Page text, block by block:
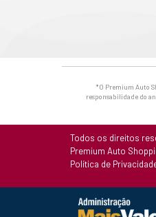
*O Premium Auto
responsabilidade do
Todos os direitos
Premium Auto
Política de